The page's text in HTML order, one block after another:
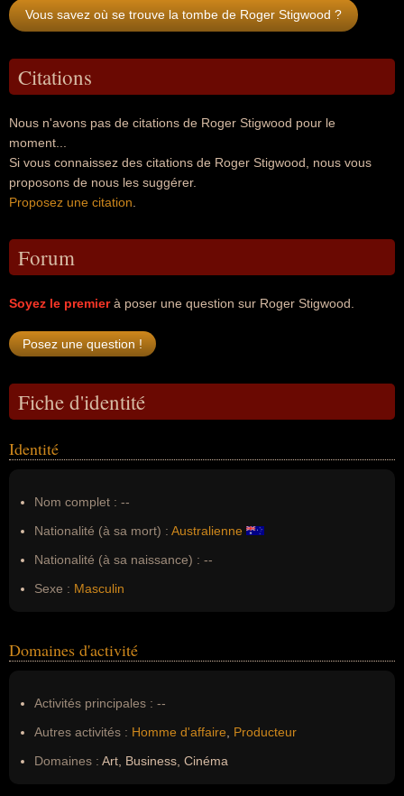
Vous savez où se trouve la tombe de Roger Stigwood ?
Citations
Nous n'avons pas de citations de Roger Stigwood pour le
moment...
Si vous connaissez des citations de Roger Stigwood, nous vous
proposons de nous les suggérer.
Proposez une citation
Forum
Soyez le premierà poser une question sur Roger Stigwood.
Fiche d'identité
Identité
Nom complet : --
Nationalité (à sa mort) : Australienne
Nationalité (à sa naissance) : --
Sexe : Masculin
Domaines d'activité
Activités principales : --
Autres activités : Homme d'affaire
Producteur
Domaines : Art, Business, Cinéma